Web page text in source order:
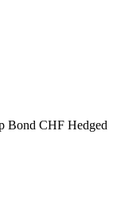
Bond CHF Hedged